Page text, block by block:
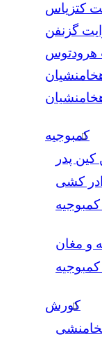
کتزیاس
گزنفن
هرودتوس
کمبوجیه
پدر
کشی
و مغان
کورش